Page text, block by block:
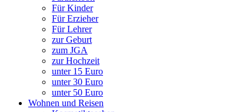
Für Kinder
Für Erzieher
Für Lehrer
zur Geburt
zum JGA
zur Hochzeit
unter 15 Euro
unter 30 Euro
unter 50 Euro
Wohnen und Reisen